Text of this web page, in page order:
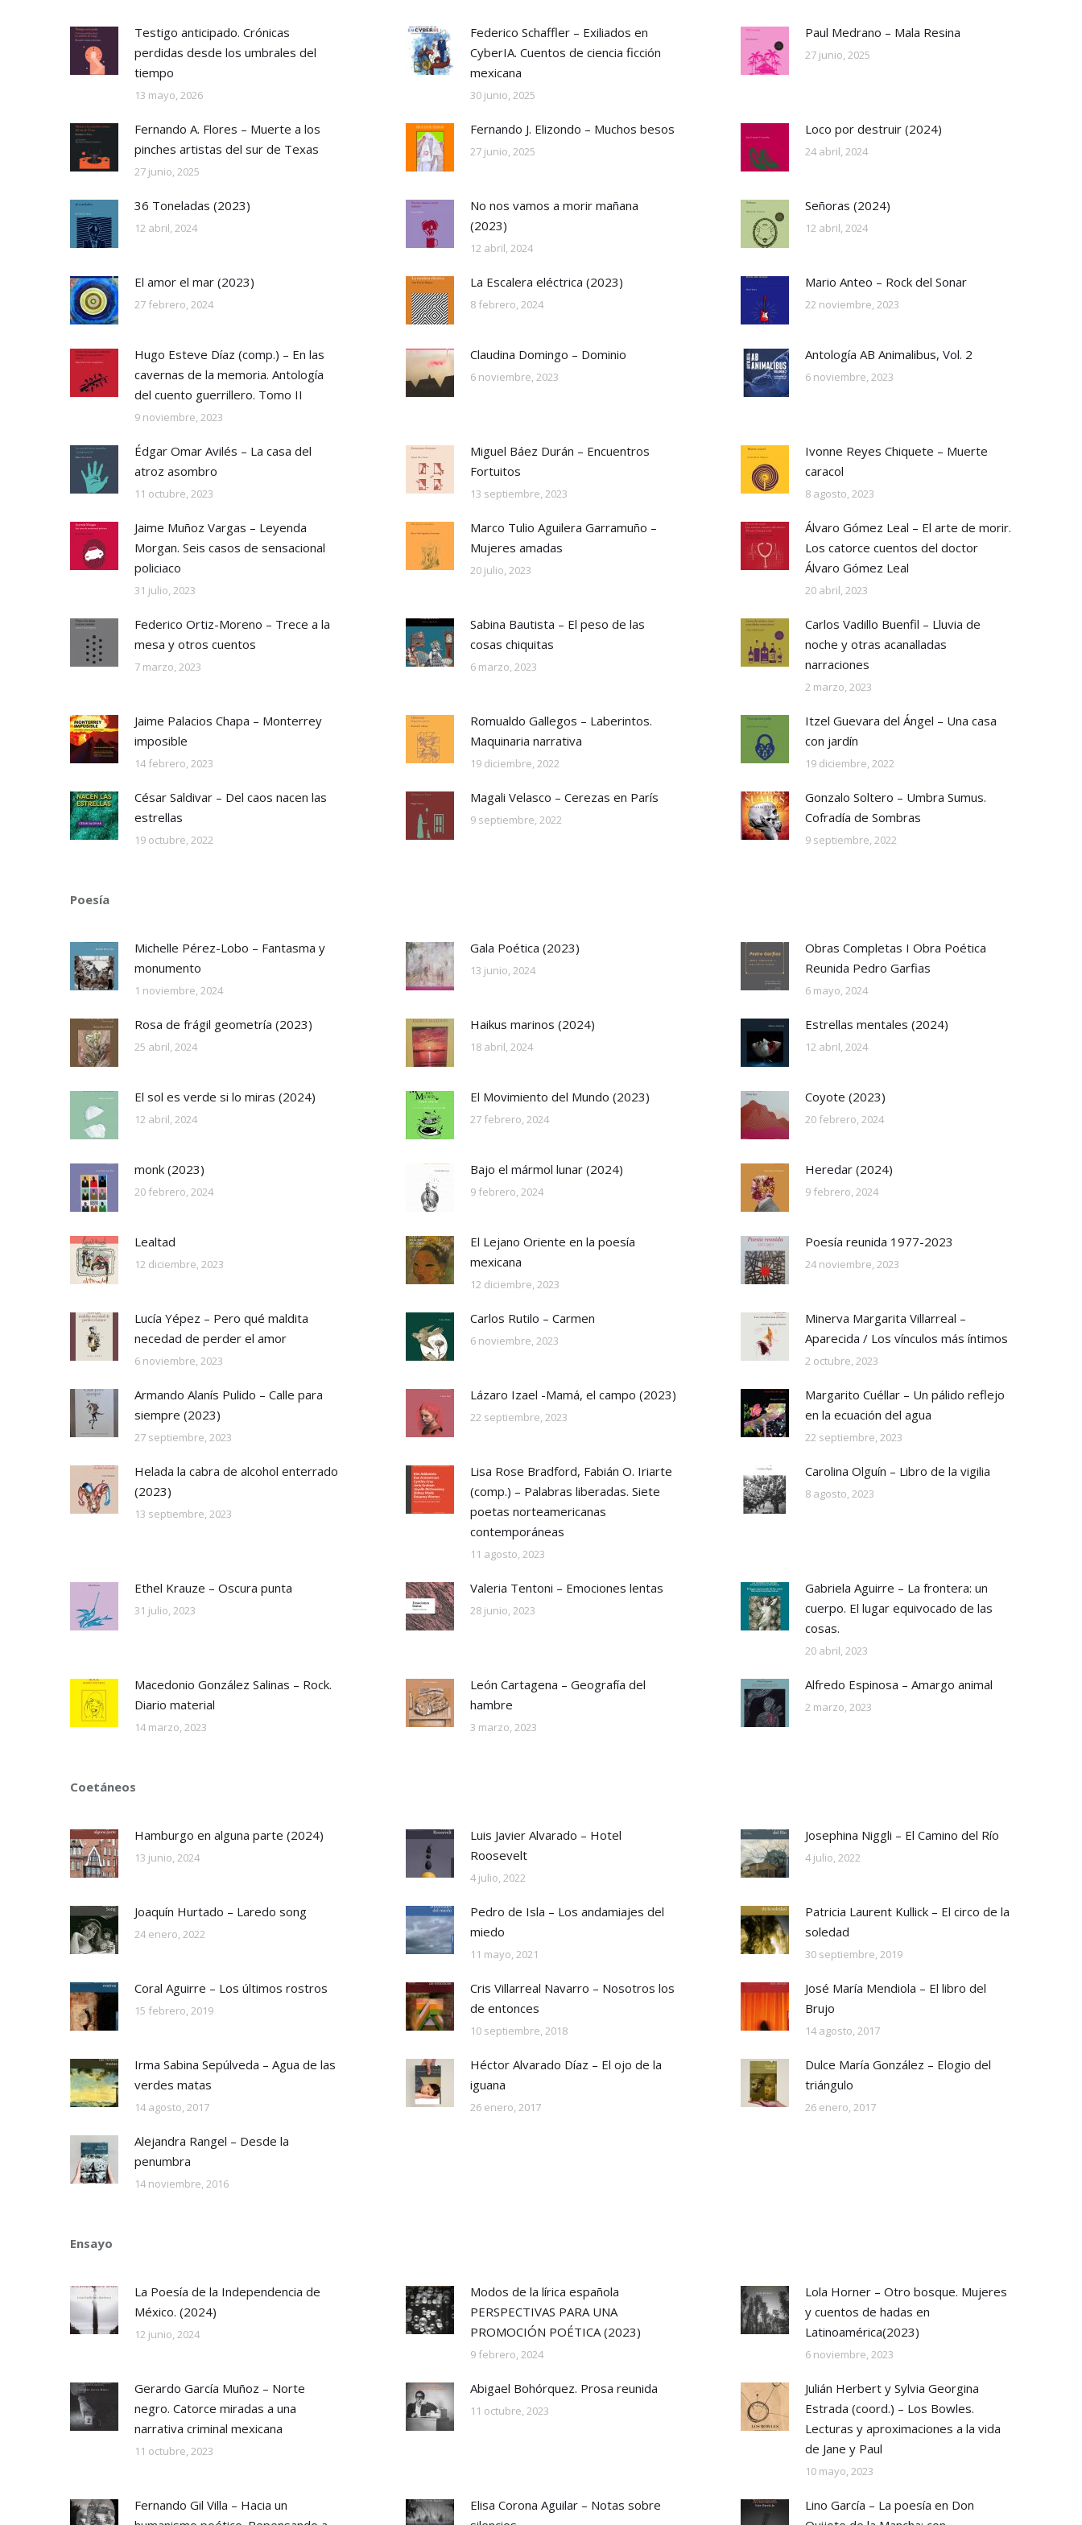
Testigo anticipado. Crónicas
perdidas desde los umbrales del
tiempo
13 mayo, 2026
Federico Schaffler – Exiliados en
CyberIA. Cuentos de ciencia ficción
mexicana
30 junio, 2025
Paul Medrano – Mala Resina
27 junio, 2025
Fernando A. Flores – Muerte a los
pinches artistas del sur de Texas
27 junio, 2025
Fernando J. Elizondo – Muchos besos
27 junio, 2025
Loco por destruir (2024)
24 abril, 2024
36 Toneladas (2023)
12 abril, 2024
No nos vamos a morir mañana
(2023)
12 abril, 2024
Señoras (2024)
12 abril, 2024
El amor el mar (2023)
27 febrero, 2024
La Escalera eléctrica (2023)
8 febrero, 2024
Mario Anteo – Rock del Sonar
22 noviembre, 2023
Hugo Esteve Díaz (comp.) – En las
cavernas de la memoria. Antología
del cuento guerrillero. Tomo II
9 noviembre, 2023
Claudina Domingo – Dominio
6 noviembre, 2023
Antología AB Animalibus, Vol. 2
6 noviembre, 2023
Édgar Omar Avilés – La casa del
atroz asombro
11 octubre, 2023
Miguel Báez Durán – Encuentros
Fortuitos
13 septiembre, 2023
Ivonne Reyes Chiquete – Muerte
caracol
8 agosto, 2023
Jaime Muñoz Vargas – Leyenda
Morgan. Seis casos de sensacional
policiaco
31 julio, 2023
Marco Tulio Aguilera Garramuño –
Mujeres amadas
20 julio, 2023
Álvaro Gómez Leal – El arte de morir.
Los catorce cuentos del doctor
Álvaro Gómez Leal
20 abril, 2023
Federico Ortiz-Moreno – Trece a la
mesa y otros cuentos
7 marzo, 2023
Sabina Bautista – El peso de las
cosas chiquitas
6 marzo, 2023
Carlos Vadillo Buenfil – Lluvia de
noche y otras acanalladas
narraciones
2 marzo, 2023
Jaime Palacios Chapa – Monterrey
imposible
14 febrero, 2023
Romualdo Gallegos – Laberintos.
Maquinaria narrativa
19 diciembre, 2022
Itzel Guevara del Ángel – Una casa
con jardín
19 diciembre, 2022
César Saldivar – Del caos nacen las
estrellas
19 octubre, 2022
Magali Velasco – Cerezas en París
9 septiembre, 2022
Gonzalo Soltero – Umbra Sumus.
Cofradía de Sombras
9 septiembre, 2022
Poesía
Michelle Pérez-Lobo – Fantasma y
monumento
1 noviembre, 2024
Gala Poética (2023)
13 junio, 2024
Obras Completas I Obra Poética
Reunida Pedro Garfias
6 mayo, 2024
Rosa de frágil geometría (2023)
25 abril, 2024
Haikus marinos (2024)
18 abril, 2024
Estrellas mentales (2024)
12 abril, 2024
El sol es verde si lo miras (2024)
12 abril, 2024
El Movimiento del Mundo (2023)
27 febrero, 2024
Coyote (2023)
20 febrero, 2024
monk (2023)
20 febrero, 2024
Bajo el mármol lunar (2024)
9 febrero, 2024
Heredar (2024)
9 febrero, 2024
Lealtad
12 diciembre, 2023
El Lejano Oriente en la poesía
mexicana
12 diciembre, 2023
Poesía reunida 1977-2023
24 noviembre, 2023
Lucía Yépez – Pero qué maldita
necedad de perder el amor
6 noviembre, 2023
Carlos Rutilo – Carmen
6 noviembre, 2023
Minerva Margarita Villarreal –
Aparecida / Los vínculos más íntimos
2 octubre, 2023
Armando Alanís Pulido – Calle para
siempre (2023)
27 septiembre, 2023
Lázaro Izael -Mamá, el campo (2023)
22 septiembre, 2023
Margarito Cuéllar – Un pálido reflejo
en la ecuación del agua
22 septiembre, 2023
Helada la cabra de alcohol enterrado
(2023)
13 septiembre, 2023
Lisa Rose Bradford, Fabián O. Iriarte
(comp.) – Palabras liberadas. Siete
poetas norteamericanas
contemporáneas
11 agosto, 2023
Carolina Olguín – Libro de la vigilia
8 agosto, 2023
Ethel Krauze – Oscura punta
31 julio, 2023
Valeria Tentoni – Emociones lentas
28 junio, 2023
Gabriela Aguirre – La frontera: un
cuerpo. El lugar equivocado de las
cosas.
20 abril, 2023
Macedonio González Salinas – Rock.
Diario material
14 marzo, 2023
León Cartagena – Geografía del
hambre
3 marzo, 2023
Alfredo Espinosa – Amargo animal
2 marzo, 2023
Coetáneos
Hamburgo en alguna parte (2024)
13 junio, 2024
Luis Javier Alvarado – Hotel
Roosevelt
4 julio, 2022
Josephina Niggli – El Camino del Río
4 julio, 2022
Joaquín Hurtado – Laredo song
24 enero, 2022
Pedro de Isla – Los andamiajes del
miedo
11 mayo, 2021
Patricia Laurent Kullick – El circo de la
soledad
30 septiembre, 2019
Coral Aguirre – Los últimos rostros
15 febrero, 2019
Cris Villarreal Navarro – Nosotros los
de entonces
10 septiembre, 2018
José María Mendiola – El libro del
Brujo
14 agosto, 2017
Irma Sabina Sepúlveda – Agua de las
verdes matas
14 agosto, 2017
Héctor Alvarado Díaz – El ojo de la
iguana
26 enero, 2017
Dulce María González – Elogio del
triángulo
26 enero, 2017
Alejandra Rangel – Desde la
penumbra
14 noviembre, 2016
Ensayo
La Poesía de la Independencia de
México. (2024)
12 junio, 2024
Modos de la lírica española
PERSPECTIVAS PARA UNA
PROMOCIÓN POÉTICA (2023)
9 febrero, 2024
Lola Horner – Otro bosque. Mujeres
y cuentos de hadas en
Latinoamérica(2023)
6 noviembre, 2023
Gerardo García Muñoz – Norte
negro. Catorce miradas a una
narrativa criminal mexicana
11 octubre, 2023
Abigael Bohórquez. Prosa reunida
11 octubre, 2023
Julián Herbert y Sylvia Georgina
Estrada (coord.) – Los Bowles.
Lecturas y aproximaciones a la vida
de Jane y Paul
10 mayo, 2023
Fernando Gil Villa – Hacia un
Elisa Corona Aguilar – Notas sobre
Lino García – La poesía en Don